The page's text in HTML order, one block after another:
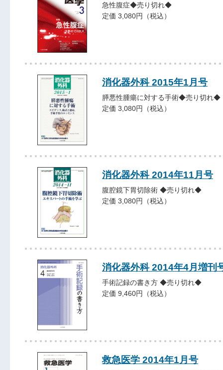
急性腹症◆売り切れ◆
定価 3,080円（税込）
消化器外科 2015年1月号
膵悪性腫瘍に対する手術◆売り切れ◆
定価 3,080円（税込）
消化器外科 2014年11月号
腹腔鏡下胃切除術 ◆売り切れ◆
定価 3,080円（税込）
消化器外科 2014年4月増刊
手術記録の書き方 ◆売り切れ◆
定価 9,460円（税込）
救急医学 2014年1月号